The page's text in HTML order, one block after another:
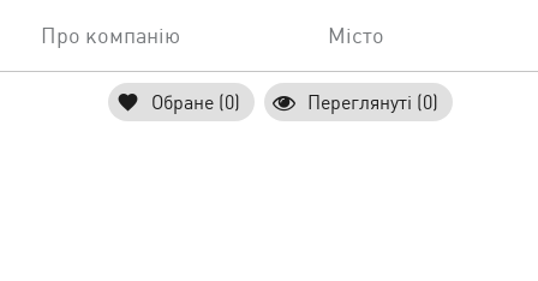
Про компанію Місто
Обране (0) Переглянуті (0)